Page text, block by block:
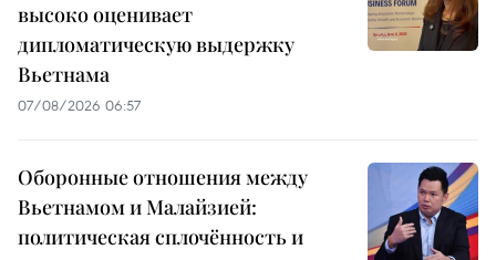
высоко оценивает
дипломатическую выдержку
Вьетнама
07/08/2026 06:57
Оборонные отношения между
Вьетнамом и Малайзией:
политическая сплочённость и